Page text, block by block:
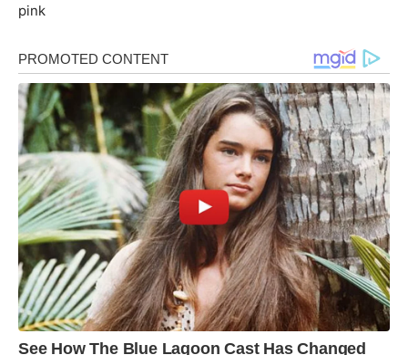
pink